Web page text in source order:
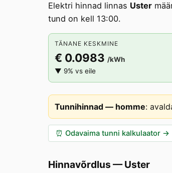
Elektri hinnad linnas Uster
tund on kell 13:00.
TÄNANE KESKMINE
€ 0.0983 /kWh
▼ 9% vs eile
Tunnihinnad — homme:
⏰ Odavaima tunni kalkulaator →
Hinnavõrdlus —Uster